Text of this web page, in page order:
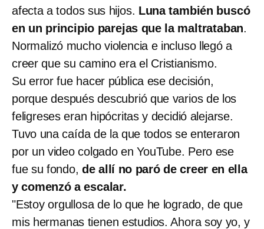
afecta a todos sus hijos. Luna también buscó
en un principio parejas que la maltrataban.
Normalizó mucho violencia e incluso llegó a
creer que su camino era el Cristianismo.
Su error fue hacer pública ese decisión,
porque después descubrió que varios de los
feligreses eran hipócritas y decidió alejarse.
Tuvo una caída de la que todos se enteraron
por un video colgado en YouTube. Pero ese
fue su fondo,de allí no paró de creer en ella
y comenzó a escalar.
"Estoy orgullosa de lo que he logrado, de que
mis hermanas tienen estudios. Ahora soy yo, y